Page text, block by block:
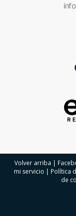
Volver arriba |
mi servicio | Política
de